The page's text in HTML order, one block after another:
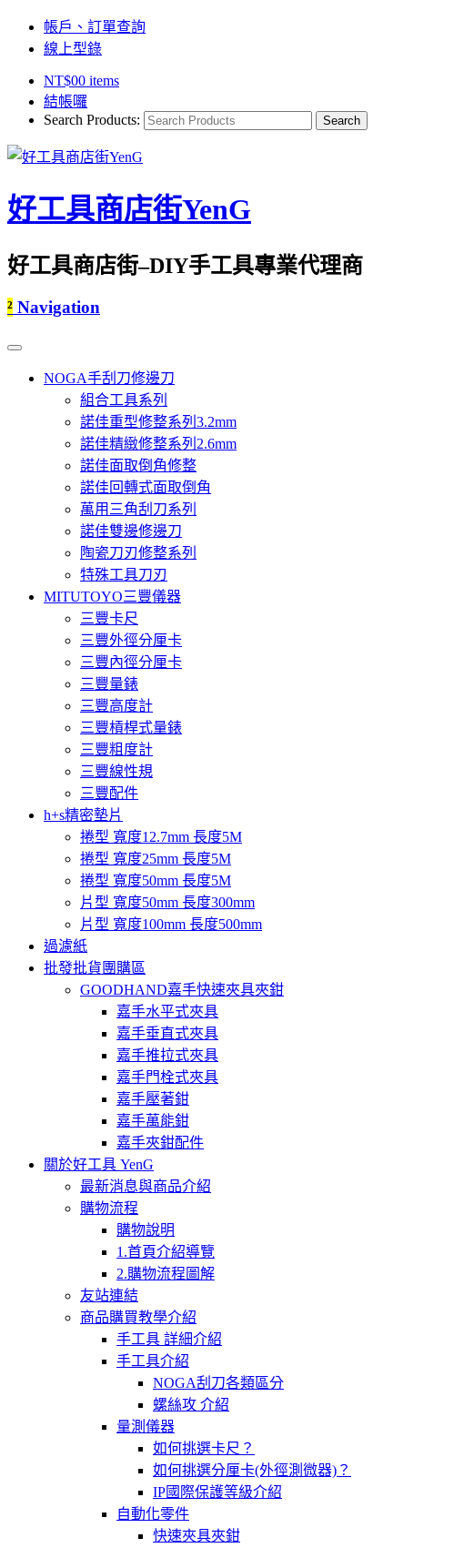
帳戶、訂單查詢
線上型錄
NT$00 items
結帳囉
Search Products:
好工具商店街YenG
好工具商店街–DIY手工具專業代理商
² Navigation
NOGA手刮刀修邊刀
組合工具系列
諾佳重型修整系列3.2mm
諾佳精緻修整系列2.6mm
諾佳面取倒角修整
諾佳回轉式面取倒角
萬用三角刮刀系列
諾佳雙邊修邊刀
陶瓷刀刃修整系列
特殊工具刀刃
MITUTOYO三豐儀器
三豐卡尺
三豐外徑分厘卡
三豐內徑分厘卡
三豐量錶
三豐高度計
三豐槓桿式量錶
三豐粗度計
三豐線性規
三豐配件
h+s精密墊片
捲型 寬度12.7mm 長度5M
捲型 寬度25mm 長度5M
捲型 寬度50mm 長度5M
片型 寬度50mm 長度300mm
片型 寬度100mm 長度500mm
過濾紙
批發批貨團購區
GOODHAND嘉手快速夾具夾鉗
嘉手水平式夾具
嘉手垂直式夾具
嘉手推拉式夾具
嘉手門栓式夾具
嘉手壓著鉗
嘉手萬能鉗
嘉手夾鉗配件
關於好工具 YenG
最新消息與商品介紹
購物流程
購物說明
1.首頁介紹導覽
2.購物流程圖解
友站連結
商品購買教學介紹
手工具 詳細介紹
手工具介紹
NOGA刮刀各類區分
螺絲攻 介紹
量測儀器
如何挑選卡尺？
如何挑選分厘卡(外徑測微器)？
IP國際保護等級介紹
自動化零件
快速夾具夾鉗